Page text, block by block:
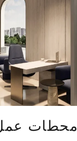
محطات